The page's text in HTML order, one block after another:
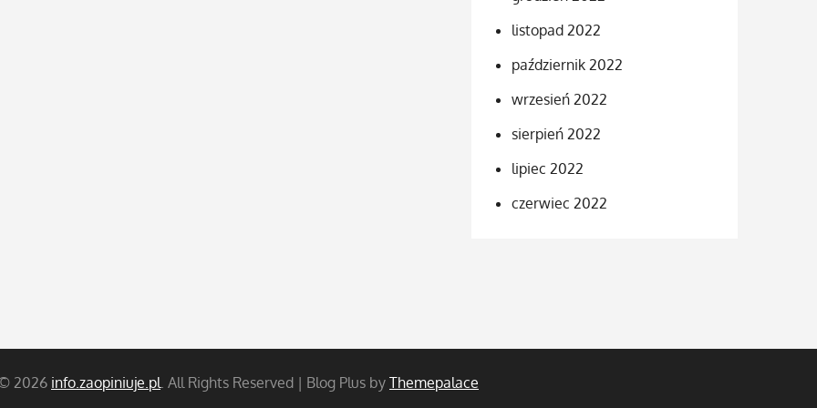
listopad 2022
październik 2022
wrzesień 2022
sierpień 2022
lipiec 2022
czerwiec 2022
2026 info.zaopiniuje.pl . All Rights Reserved | Blog Plus by Themepalace